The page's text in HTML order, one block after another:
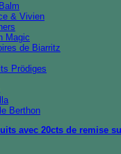
& Vivien
Magic
de Biarritz
Prödiges
Berthon
avec 20cts de remise